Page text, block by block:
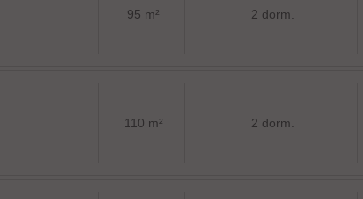
95 m² 2 dorm.
110 m² 2 dorm.